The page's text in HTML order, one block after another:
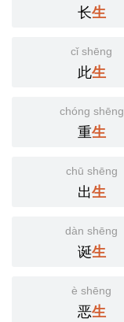
长生
cǐ shēng
此生
chóng shēng
重生
chū shēng
出生
dàn shēng
诞生
è shēng
恶生